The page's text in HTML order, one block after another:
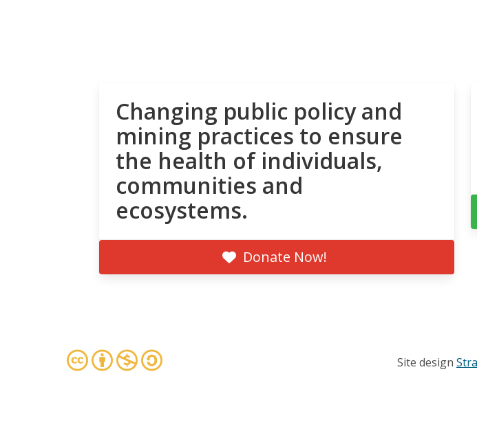
Changing public policy and
mining practices to ensure
the health of individuals,
communities and
ecosystems.
Donate Now!
Site design